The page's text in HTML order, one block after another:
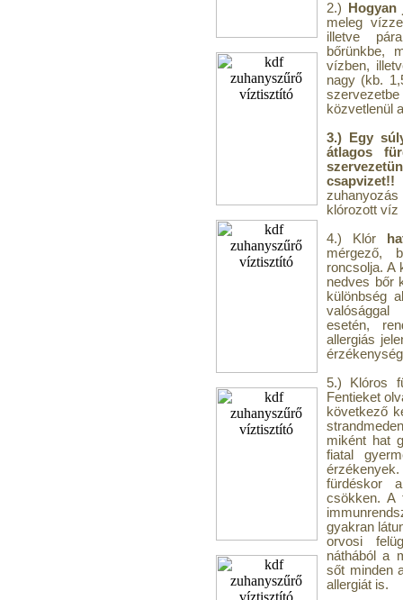
2.)
meleg
illetve
bőrünkbe,
vízben,
nagy (kb.
közvetlenül
3.) Egy
átlagos
csapvizet!!
zuhanyozás
klórozott víz
4.) Klór
mérgező,
roncsolja. A
nedves bőr
különbség
valósággal
esetén,
allergiás
5.) Klóros
Fentieket
következő
miként hat
fiatal
fürdéskor
csökken. A
gyakran
orvosi
náthából a
sőt minden
allergiát is.